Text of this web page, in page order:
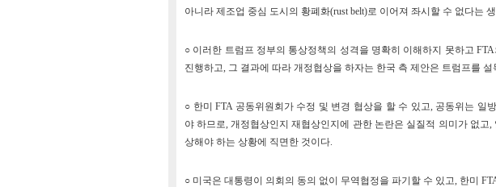
아니라 제조업 중심 도시의 황폐화(rust belt)로 이어져 좌시할 수 없다는
○ 이러한 트럼프 정부의 통상정책의 성격을 명확히 이해하지 못하고
진행하고, 그 결과에 따라 개정협상을 하자는 한국 측 제안은 트럼프를
○ 한미 FTA 공동위원회가 수정 및 변경 협상을 할 수 있고, 공동위는 일
야 하므로, 개정협상인지 재협상인지에 관한 논란은 실질적 의미가 없고
상해야 하는 상황에 직면한 것이다.
○ 미국은 대통령이 의회의 동의 없이 무역협정을 파기할 수 있고, 한미